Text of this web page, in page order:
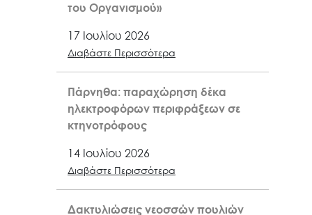
του Οργανισμού»
17 Ιουλίου 2026
Διαβάστε Περισσότερα
Πάρνηθα: παραχώρηση δέκα
ηλεκτροφόρων περιφράξεων σε
κτηνοτρόφους
14 Ιουλίου 2026
Διαβάστε Περισσότερα
Δακτυλιώσεις νεοσσών πουλιών